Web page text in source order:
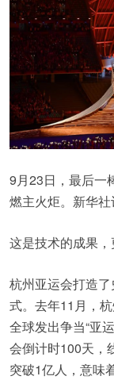
9月23日，最后一
燃主火炬。新华
这是技术的成果，
杭州亚运会打造
式。去年11月，
全球发出争当“亚
会倒计时100天，
突破1亿人，意味